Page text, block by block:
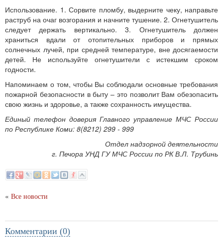
Использование. 1. Сорвите пломбу, выдерните чеку, направьте
раструб на очаг возгорания и начните тушение. 2. Огнетушитель
следует держать вертикально. 3. Огнетушитель должен
храниться вдали от отопительных приборов и прямых
солнечных лучей, при средней температуре, вне досягаемости
детей. Не используйте огнетушители с истекшим сроком
годности.
Напоминаем о том, чтобы Вы соблюдали основные требования
пожарной безопасности в быту – это позволит Вам обезопасить
свою жизнь и здоровье, а также сохранность имущества.
Единый телефон доверия Главного управление МЧС России
по Республике Коми: 8(8212) 299 - 999
Отдел надзорной деятельности
г. Печора УНД ГУ МЧС России по РК В.Л. Трубинь
« Все новости
Комментарии (0)